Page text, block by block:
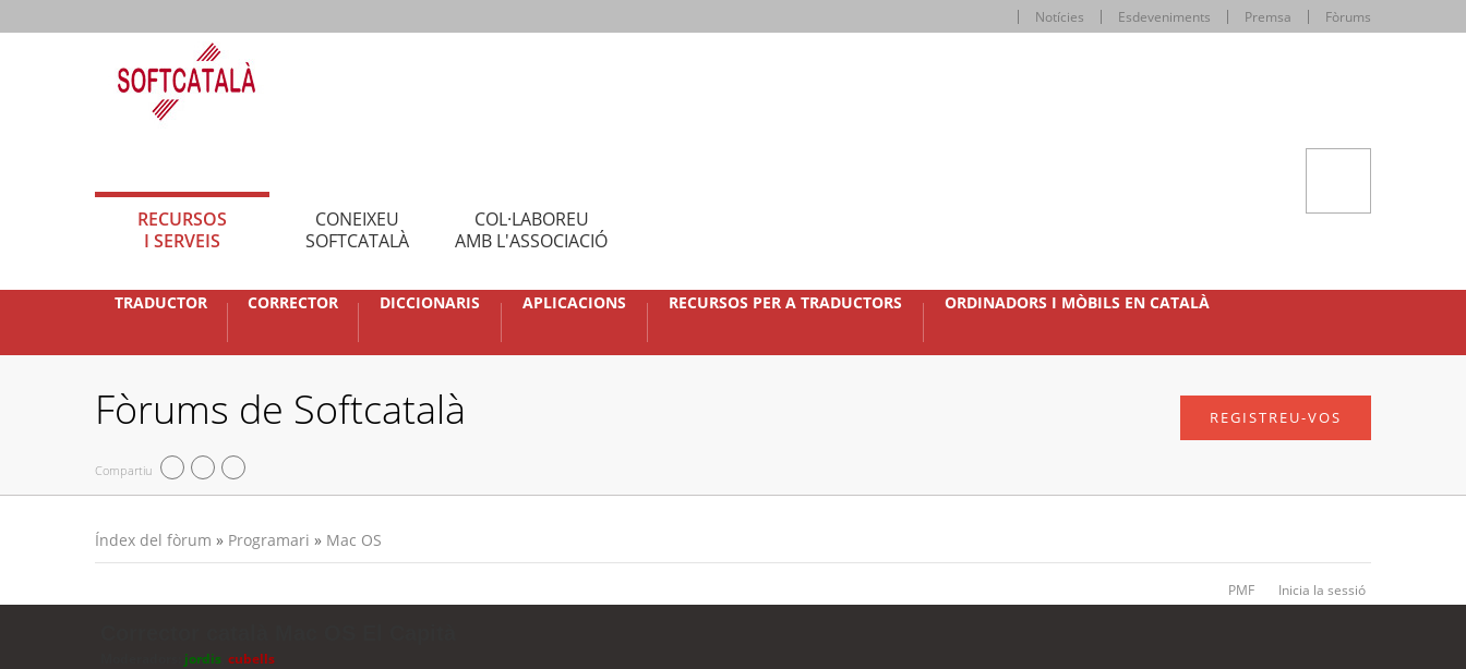
Notícies Esdeveniments Premsa Fòrums
RECURSOS
I SERVEIS
CONEIXEU
SOFTCATALÀ
COL·LABOREU
AMB L'ASSOCIACIÓ
TRADUCTOR CORRECTOR DICCIONARIS APLICACIONS RECURSOS PER A TRADUCTORS ORDINADORS I MÒBILS EN CATALÀ
Fòrums de Softcatalà
Compartiu
REGISTREU-VOS
Índex del fòrum » Programari » Mac OS
PMF Inicia la sessió
jordis cubells